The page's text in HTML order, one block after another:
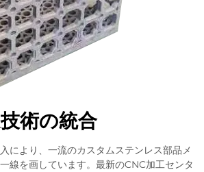
術の統合
により、一流のカスタムステンレス部品メ
線を画しています。最新のCNC加工センタ